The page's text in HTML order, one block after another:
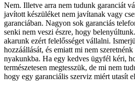
Nem. Illetve arra nem tudunk garanciát
javított készüléket nem javítanak vagy
garanciában. Nagyon sok garanciás
senki nem veszi észre, hogy
akarunk ezért felelősséget vállalni.
hozzáállását, és emiatt mi nem
nyakunkba. Ha egy kedves ügyfél kéri,
természetesen megtesszük, de mi nem
hogy egy garanciális szerviz miért utasít